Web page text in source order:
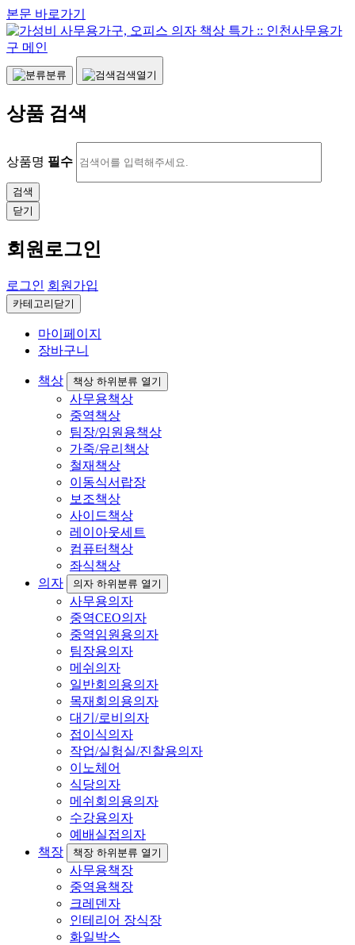
본문 바로가기
분류 검색열기
상품 검색
상품명 필수
닫기
회원로그인
로그인 회원가입
카테고리닫기
마이페이지
장바구니
책상 책상 하위분류 열기
사무용책상
중역책상
팀장/임원용책상
가죽/유리책상
철재책상
이동식서랍장
보조책상
사이드책상
레이아웃세트
컴퓨터책상
좌식책상
의자
의자 하위분류 열기
사무용의자
중역CEO의자
중역임원용의자
팀장용의자
메쉬의자
일반회의용의자
목재회의용의자
대기/로비의자
접이식의자
작업/실험실/진찰용의자
이노체어
식당의자
메쉬회의용의자
수강용의자
예배실접의자
책장
책장 하위분류 열기
사무용책장
중역용책장
크레덴자
인테리어 장식장
화일박스